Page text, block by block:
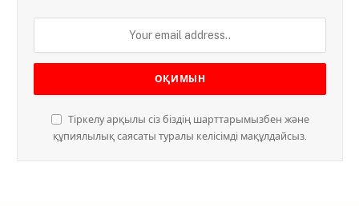
Тіркелу арқылы сіз біздің шарттарымызбен және
құпиялылық саясаты туралы келісімді мақұлдайсыз.